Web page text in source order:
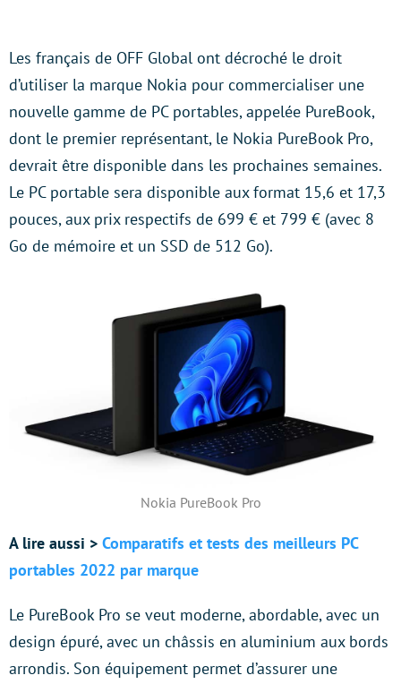
Les français de OFF Global ont décroché le droit
d’utiliser la marque Nokia pour commercialiser une
nouvelle gamme de PC portables, appelée PureBook,
dont le premier représentant, le Nokia PureBook Pro,
devrait être disponible dans les prochaines semaines.
Le PC portable sera disponible aux format 15,6 et 17,3
pouces, aux prix respectifs de 699 € et 799 € (avec 8
Go de mémoire et un SSD de 512 Go).
Nokia PureBook Pro
A lire aussi > Comparatifs et tests des meilleurs PC
portables 2022 par marque
Le PureBook Pro se veut moderne, abordable, avec un
design épuré, avec un châssis en aluminium aux bords
arrondis. Son équipement permet d’assurer une